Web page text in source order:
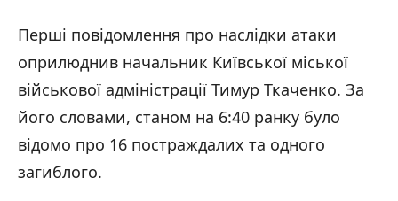
Перші повідомлення про наслідки атаки
оприлюднив начальник Київської міської
військової адміністрації Тимур Ткаченко. За
його словами, станом на 6:40 ранку було
відомо про 16 постраждалих та одного
загиблого.